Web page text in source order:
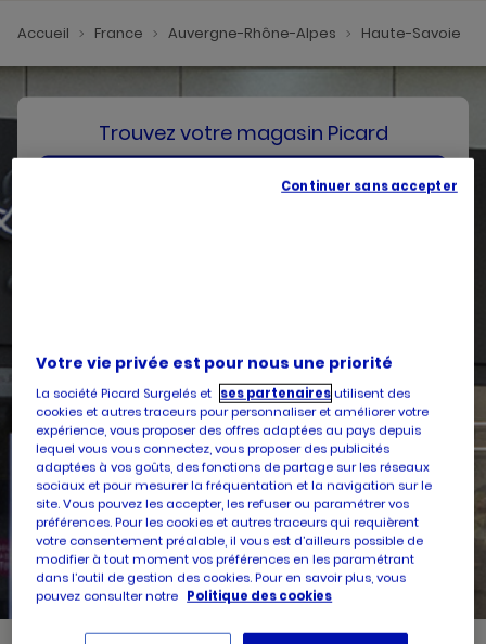
Accueil France Auvergne-Rhône-Alpes Haute-Savoie
Trouvez votre magasin Picard
SE GÉOLOCALISER
Services
RECHERCHER
POINT
DE
VENTE
PICARD
Votre vie privée est pour nous une priorité
La société Picard Surgelés et ses partenairesutilisent des
cookies et autres traceurs pour personnaliser et améliorer votre
expérience, vous proposer des offres adaptées au pays depuis
lequel vous vous connectez, vous proposer des publicités
adaptées à vos goûts, des fonctions de partage sur les réseaux
sociaux et pour mesurer la fréquentation et la navigation sur le
site. Vous pouvez les accepter, les refuser ou paramétrer vos
préférences. Pour les cookies et autres traceurs qui requièrent
votre consentement préalable, il vous est d’ailleurs possible de
modifier à tout moment vos préférences en les paramétrant
dans l’outil de gestion des cookies. Pour en savoir plus, vous
pouvez consulter notre Politique des cookies
Continuer sans accepter